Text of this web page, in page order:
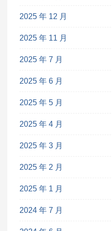
2025 年 12 月
2025 年 11 月
2025 年 7 月
2025 年 6 月
2025 年 5 月
2025 年 4 月
2025 年 3 月
2025 年 2 月
2025 年 1 月
2024 年 7 月